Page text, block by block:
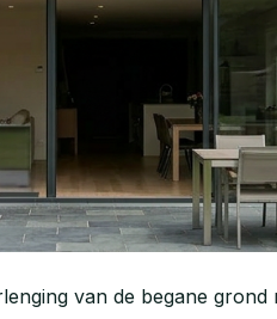
van de begane